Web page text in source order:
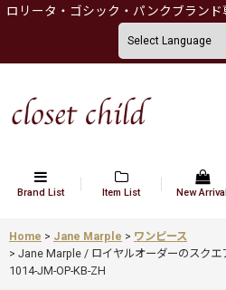
ロリータ・ゴシック・パンクブラン
Brand List Item List New Arrival
Home > Jane Marple > ワンピース
> Jane Marple / ロイヤルオーダーのスクエ
1014-JM-OP-KB-ZH